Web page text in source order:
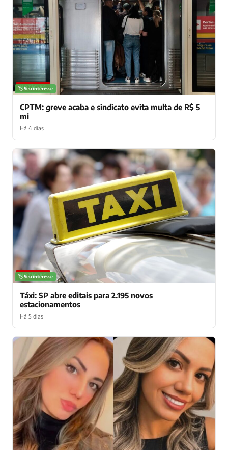
NOTÍCIAS
🏷️ Seu interesse
CPTM: greve acaba e sindicato evita multa de R$ 5
mi
Há 4 dias
NOTÍCIAS
🏷️ Seu interesse
Táxi: SP abre editais para 2.195 novos
estacionamentos
Há 5 dias